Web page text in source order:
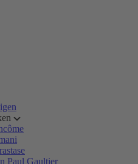
Paul Gaultier